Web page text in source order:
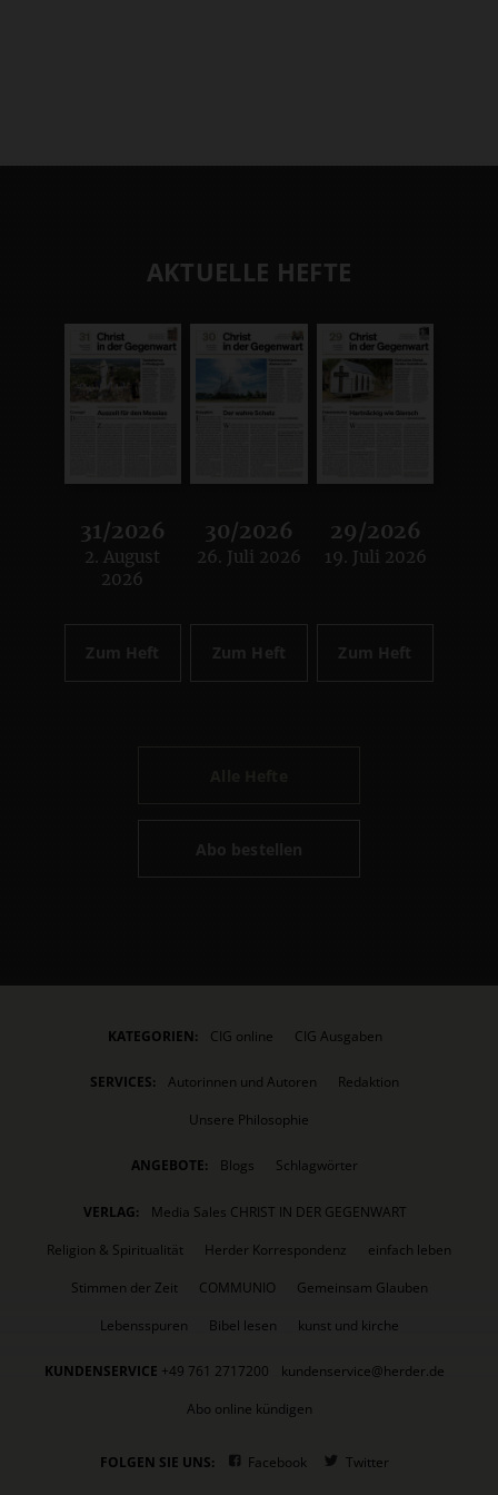
AKTUELLE HEFTE
31/2026
:
2. August
2026
Zum Heft
30/2026
:
26. Juli 2026
Zum Heft
29/2026
:
19. Juli 2026
Zum Heft
Abo bestellen
KATEGORIEN: CIG online CIG Ausgaben
SERVICES: Autorinnen und Autoren
Redaktion
Unsere Philosophie
ANGEBOTE: Blogs Schlagwörter
VERLAG:
Media Sales CHRIST IN DER GEGENWART
Religion & Spiritualität
Herder Korrespondenz
einfach leben
Stimmen der Zeit
COMMUNIO
Gemeinsam Glauben
Lebensspuren
Bibel lesen kunst und kirche
KUNDENSERVICE +49 761 2717200
kundenservice@herder.de
Abo online kündigen
FOLGEN SIE UNS: Facebook Twitter